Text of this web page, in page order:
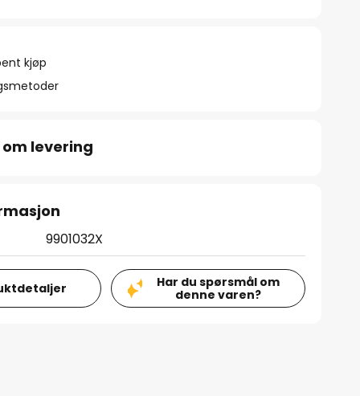
kjøp
levering
9901032X
Har du spørsmål om
denne varen?